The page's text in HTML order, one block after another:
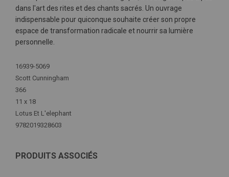
dans l'art des rites et des chants sacrés. Un ouvrage
indispensable pour quiconque souhaite créer son propre
espace de transformation radicale et nourrir sa lumière
personnelle.
Plus
d'infos
16939-5069
Scott Cunningham
366
11 x 18
Lotus Et L'elephant
9782019328603
PRODUITS ASSOCIÉS